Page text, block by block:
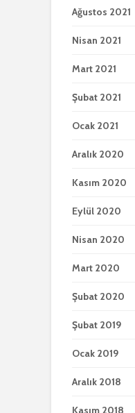
Ağustos 2021
Nisan 2021
Mart 2021
Şubat 2021
Ocak 2021
Aralık 2020
Kasım 2020
Eylül 2020
Nisan 2020
Mart 2020
Şubat 2020
Şubat 2019
Ocak 2019
Aralık 2018
Kasım 2018